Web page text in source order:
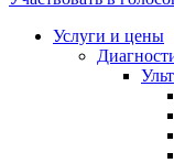
Услуги и цены